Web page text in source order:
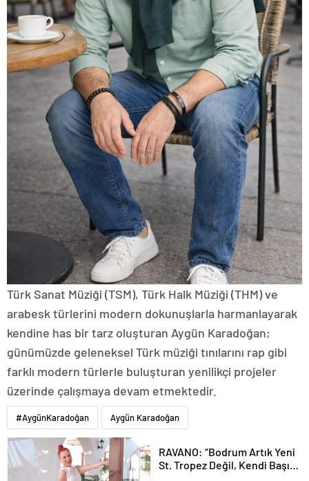
Türk Sanat Müziği (TSM), Türk Halk Müziği (THM) ve
arabesk türlerini modern dokunuşlarla harmanlayarak
kendine has bir tarz oluşturan Aygün Karadoğan;
günümüzde geleneksel Türk müziği tınılarını rap gibi
farklı modern türlerle buluşturan yenilikçi projeler
üzerinde çalışmaya devam etmektedir.
#AygünKaradoğan Aygün Karadoğan
RAVANO: “Bodrum Artık Yeni
St. Tropez Değil, Kendi Başına